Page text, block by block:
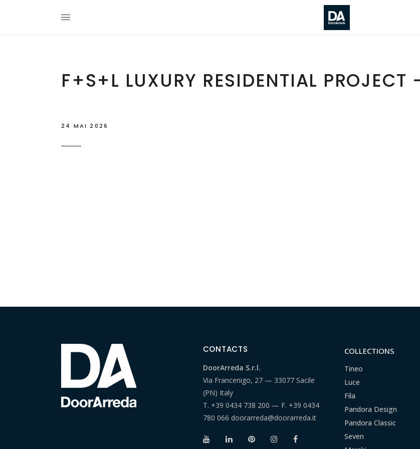
F+S+L LUXURY RESIDENTIAL PROJECT
24 MAI 2026
CONTACTS
DoorArreda S.r.l.
Via Francenigo, 27 — 33077 Sacile
(PN) Italy
T. +39 0434 738 200 — F. +39 0434
780 066 doorarreda@doorarreda.it
COLLECTIONS
Tineo
Luce
Fila
Pandora Design
Pandora Classic
Seven